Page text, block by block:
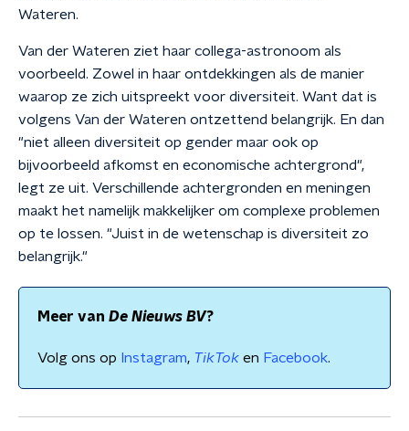
Wateren.
Van der Wateren ziet haar collega-astronoom als
voorbeeld. Zowel in haar ontdekkingen als de manier
waarop ze zich uitspreekt voor diversiteit. Want dat is
volgens Van der Wateren ontzettend belangrijk. En dan
"niet alleen diversiteit op gender maar ook op
bijvoorbeeld afkomst en economische achtergrond",
legt ze uit. Verschillende achtergronden en meningen
maakt het namelijk makkelijker om complexe problemen
op te lossen. "Juist in de wetenschap is diversiteit zo
belangrijk."
Meer van De Nieuws BV?
Volg ons op Instagram, TikTok en Facebook.